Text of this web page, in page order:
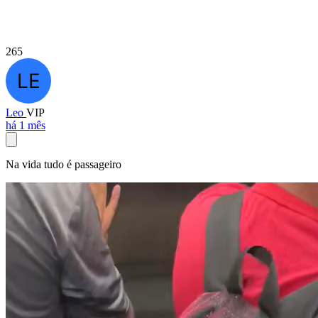
265
Leo VIP
há 1 mês
Na vida tudo é passageiro